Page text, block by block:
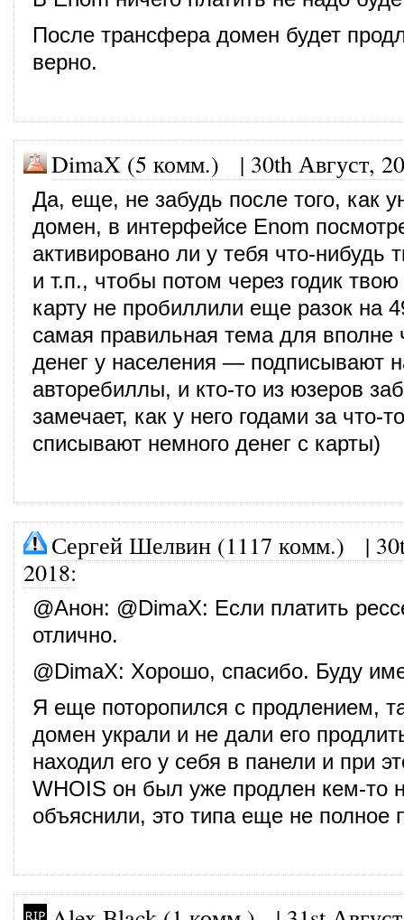
После трансфера домен будет
верно.
DimaX (5 комм.) | 30th Август,
Да, еще, не забудь после того, как
домен, в интерфейсе Enom
активировано ли у тебя что-нибудь
и т.п., чтобы потом через годик
карту не пробиллили еще разок на
самая правильная тема для вполне
денег у населения — подписывают
авторебиллы, и кто-то из юзеров
замечает, как у него годами за что-
списывают немного денег с карты)
Сергей Шелвин (1117 комм.) |
2018:
@Анон: @DimaX: Если платить
отлично.
@DimaX: Хорошо, спасибо. Буду
Я еще поторопился с продлением,
домен украли и не дали его
находил его у себя в панели и при
WHOIS он был уже продлен кем-то
объяснили, это типа еще не полное